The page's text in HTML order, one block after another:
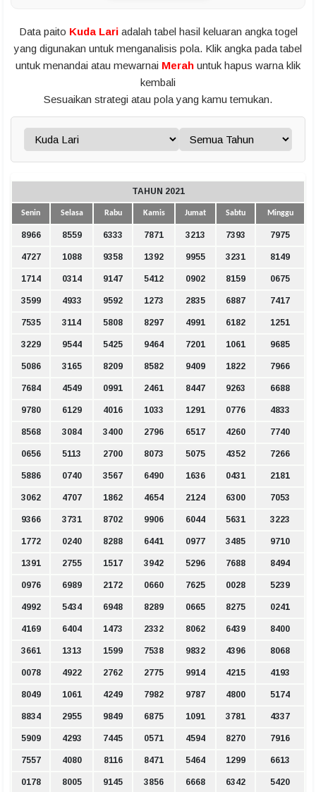
Data paito Kuda Lariadalah tabel hasil keluaran angka togel
yang digunakan untuk menganalisis pola. Klik angka pada tabel
untuk menandai atau mewarnai Merah untuk hapus warna klik
kembali
Sesuaikan strategi atau pola yang kamu temukan.
TAHUN 2021
Senin Selasa Rabu Kamis Jumat Sabtu Minggu
8966 8559 6333 7871 3213 7393 7975
4727 1088 9358 1392 9955 3231 8149
1714 0314 9147 5412 0902 8159 0675
3599 4933 9592 1273 2835 6887 7417
7535 3114 5808 8297 4991 6182 1251
3229 9544 5425 9464 7201 1061 9685
5086 3165 8209 8582 9409 1822 7966
7684 4549 0991 2461 8447 9263 6688
9780 6129 4016 1033 1291 0776 4833
8568 3084 3400 2796 6517 4260 7740
0656 5113 2700 8073 5075 4352 7266
5886 0740 3567 6490 1636 0431 2181
3062 4707 1862 4654 2124 6300 7053
9366 3731 8702 9906 6044 5631 3223
1772 0240 8288 6441 0977 3485 9710
1391 2755 1517 3942 5296 7688 8494
0976 6989 2172 0660 7625 0028 5239
4992 5434 6948 8289 0665 8275 0241
4169 6404 1473 2332 8062 6439 8400
3661 1313 1599 7538 9832 4396 8068
0078 4922 2762 2775 9914 4215 4193
8049 1061 4249 7982 9787 4800 5174
8834 2955 9849 6875 1091 3781 4337
5909 4293 7445 0571 4594 8270 7916
7557 4080 8116 8471 5464 1299 6613
0178 8005 9145 3856 6668 6342 5420